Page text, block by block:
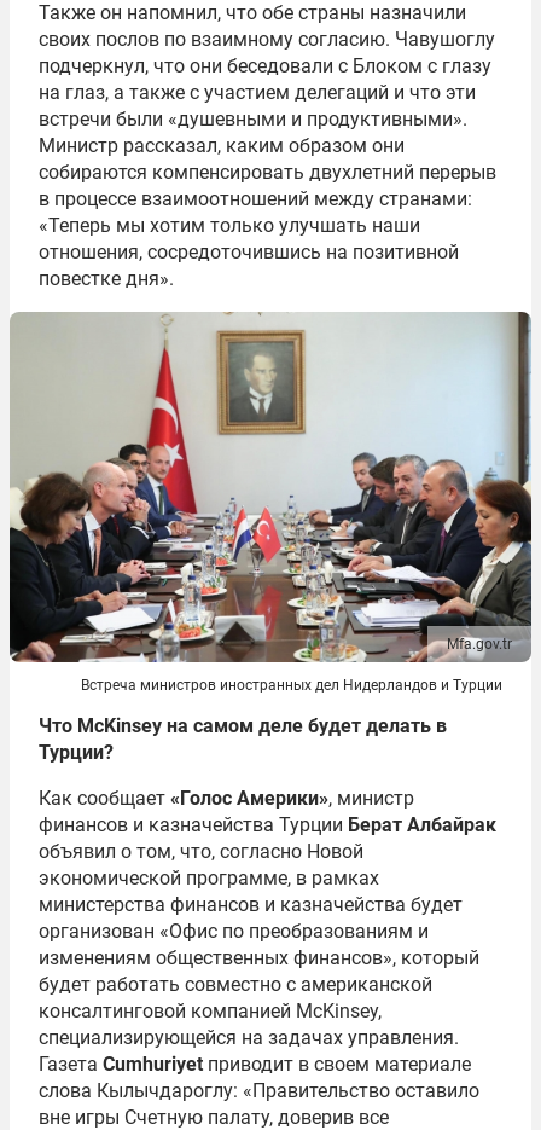
Также он напомнил, что обе страны назначили
своих послов по взаимному согласию. Чавушоглу
подчеркнул, что они беседовали с Блоком с глазу
на глаз, а также с участием делегаций и что эти
встречи были «душевными и продуктивными».
Министр рассказал, каким образом они
собираются компенсировать двухлетний перерыв
в процессе взаимоотношений между странами:
«Теперь мы хотим только улучшать наши
отношения, сосредоточившись на позитивной
повестке дня».
Mfa.gov.tr
Встреча министров иностранных дел Нидерландов и Турции
Что McKinsey на самом деле будет делать в
Турции?
Как сообщает «Голос Америки», министр
финансов и казначейства Турции Берат Албайрак
объявил о том, что, согласно Новой
экономической программе, в рамках
министерства финансов и казначейства будет
организован «Офис по преобразованиям и
изменениям общественных финансов», который
будет работать совместно с американской
консалтинговой компанией McKinsey,
специализирующейся на задачах управления.
Газета Cumhuriyet приводит в своем материале
слова Кылычдароглу: «Правительство оставило
вне игры Счетную палату, доверив все